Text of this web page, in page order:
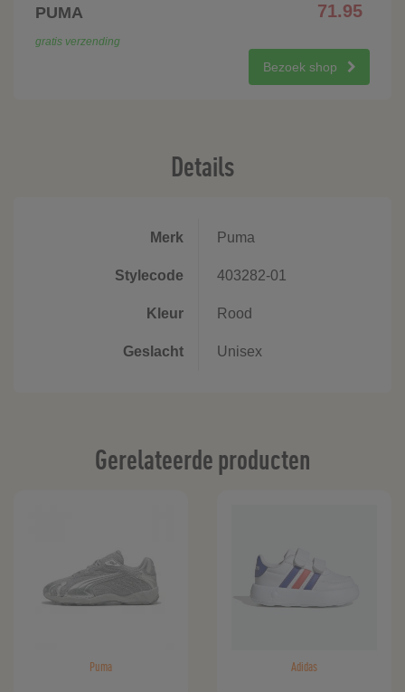
PUMA 71.95
gratis verzending
Bezoek shop
Details
Merk Puma
Stylecode 403282-01
Kleur Rood
Geslacht Unisex
Gerelateerde producten
Puma Adidas